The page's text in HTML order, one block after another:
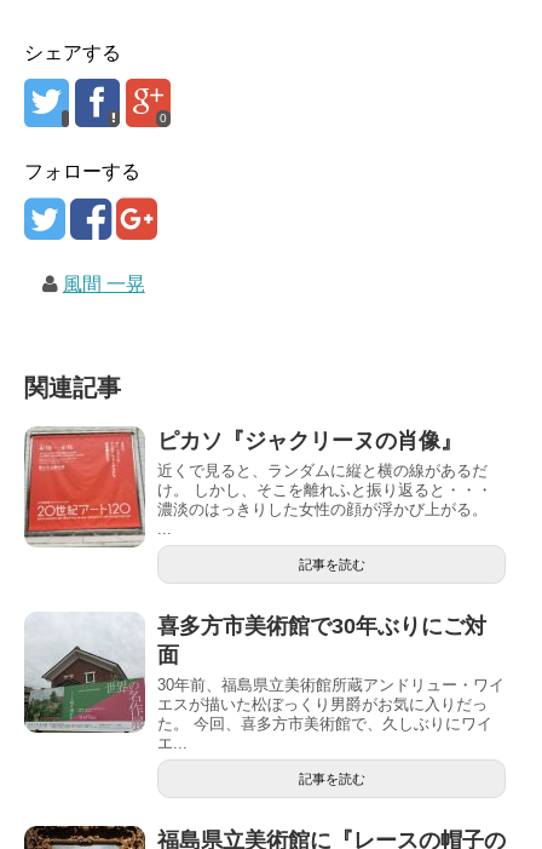
シェアする
0
フォローする
風間 一晃
関連記事
ピカソ『ジャクリーヌの肖像』
近くで見ると、ランダムに縦と横の線があるだ
け。 しかし、そこを離れふと振り返ると・・・
濃淡のはっきりした女性の顔が浮かび上がる。
記事を読む
喜多方市美術館で30年ぶりにご対
面
30年前、福島県立美術館所蔵アンドリュー・ワイ
エスが描いた松ぼっくり男爵がお気に入りだっ
た。 今回、喜多方市美術館で、久しぶりにワイ
エ...
記事を読む
福島県立美術館に『レースの帽子の